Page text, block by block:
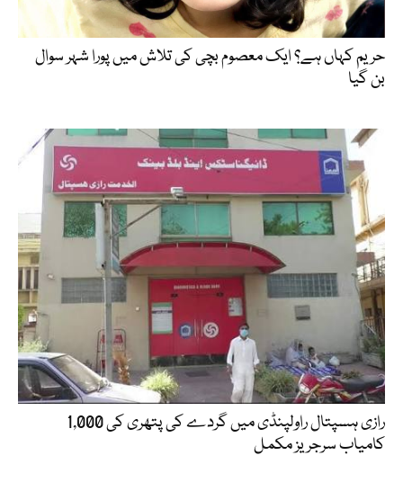
حریم کہاں ہے؟ ایک معصوم بچی کی تلاش میں پورا شہر سوال
بن گیا
رازی ہسپتال راولپنڈی میں گردے کی پتھری کی 1,000
کامیاب سرجریز مکمل